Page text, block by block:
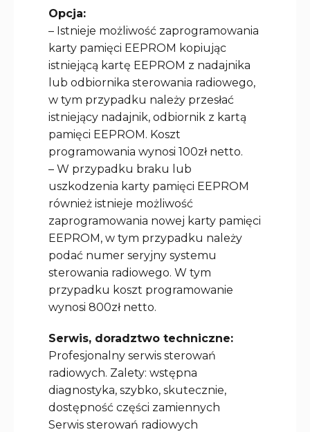
Opcja:
– Istnieje możliwość zaprogramowania
karty pamięci EEPROM kopiując
istniejącą kartę EEPROM z nadajnika
lub odbiornika sterowania radiowego,
w tym przypadku należy przesłać
istniejący nadajnik, odbiornik z kartą
pamięci EEPROM. Koszt
programowania wynosi 100zł netto.
– W przypadku braku lub
uszkodzenia karty pamięci EEPROM
również istnieje możliwość
zaprogramowania nowej karty pamięci
EEPROM, w tym przypadku należy
podać numer seryjny systemu
sterowania radiowego. W tym
przypadku koszt programowanie
wynosi 800zł netto.
Serwis, doradztwo techniczne:
Profesjonalny serwis sterowań
radiowych. Zalety: wstępna
diagnostyka, szybko, skutecznie,
dostępność części zamiennych
Serwis sterowań radiowych